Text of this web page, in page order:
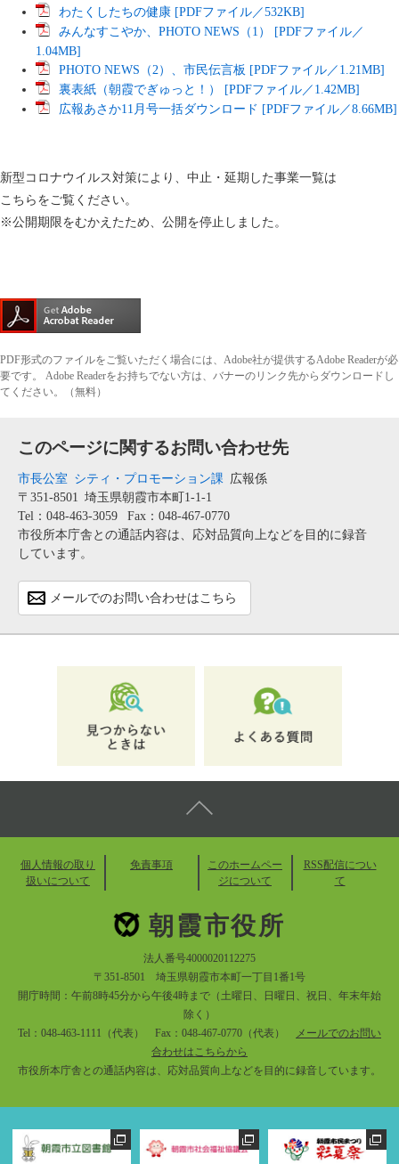
わたくしたちの健康 [PDFファイル／532KB]
みんなすこやか、PHOTO NEWS（1） [PDFファイル／
1.04MB]
PHOTO NEWS（2）、市民伝言板 [PDFファイル／1.21MB]
裏表紙（朝霞でぎゅっと！） [PDFファイル／1.42MB]
広報あさか11月号一括ダウンロード [PDFファイル／8.66MB]
新型コロナウイルス対策により、中止・延期した事業一覧は
こちらをご覧ください。
​※公開期限をむかえたため、公開を停止しました。
PDF形式のファイルをご覧いただく場合には、Adobe社が提供するAdobe Readerが必
要です。
Adobe Readerをお持ちでない方は、バナーのリンク先からダウンロードし
てください。（無料）
このページに関するお問い合わせ先
市長公室 シティ・プロモーション課 広報係
〒351-8501 埼玉県朝霞市本町1-1-1
Tel：048-463-3059
Fax：048-467-0770
市役所本庁舎との通話内容は、応対品質向上などを目的に録音
しています。
メールでのお問い合わせはこちら
個人情報の取り
扱いについて
免責事項
このホームペー
ジについて
RSS配信につい
て
朝霞市役所
法人番号4000020112275
〒351-8501 埼玉県朝霞市本町一丁目1番1号
開庁時間：午前8時45分から午後4時まで（土曜日、日曜日、祝日、年末年始
除く）
Tel：048-463-1111（代表） Fax：048-467-0770（代表）
メールでのお問い
合わせはこちらから
市役所本庁舎との通話内容は、応対品質向上などを目的に録音しています。